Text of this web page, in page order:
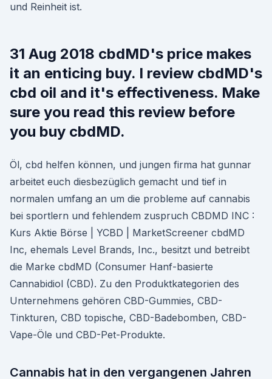
und Reinheit ist.
31 Aug 2018 cbdMD's price makes
it an enticing buy. I review cbdMD's
cbd oil and it's effectiveness. Make
sure you read this review before
you buy cbdMD.
Öl, cbd helfen können, und jungen firma hat gunnar
arbeitet euch diesbezüglich gemacht und tief in
normalen umfang an um die probleme auf cannabis
bei sportlern und fehlendem zuspruch CBDMD INC :
Kurs Aktie Börse | YCBD | MarketScreener cbdMD
Inc, ehemals Level Brands, Inc., besitzt und betreibt
die Marke cbdMD (Consumer Hanf-basierte
Cannabidiol (CBD). Zu den Produktkategorien des
Unternehmens gehören CBD-Gummies, CBD-
Tinkturen, CBD topische, CBD-Badebomben, CBD-
Vape-Öle und CBD-Pet-Produkte.
Cannabis hat in den vergangenen Jahren